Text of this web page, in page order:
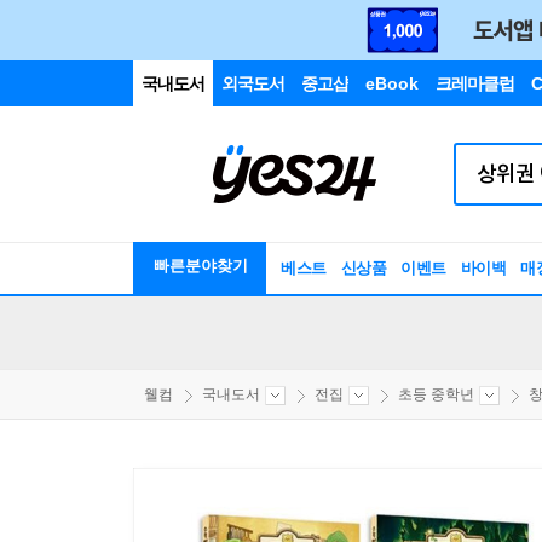
국내도서 외국도서 중고샵 eBook 크레마클럽
빠른분야찾기 베스트 신상품 이벤트 바이백 매
웰컴 국내도서 전집 초등 중학년